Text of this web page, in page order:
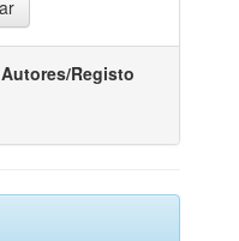
Autores/Registo